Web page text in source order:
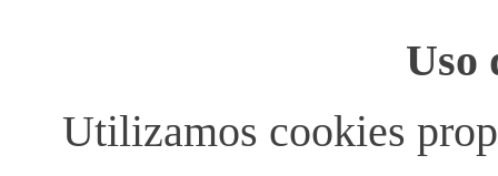
Uso
Utilizamos cookies